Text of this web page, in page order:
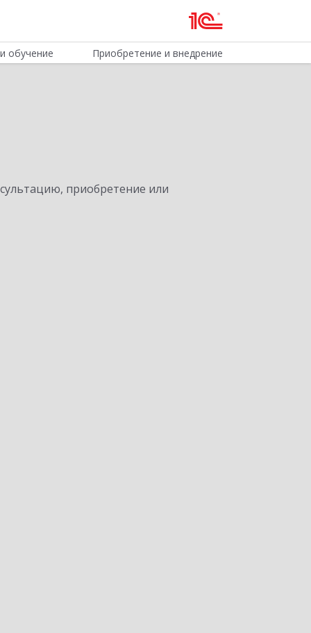
обучение Приобретение и внедрение
приобретение или